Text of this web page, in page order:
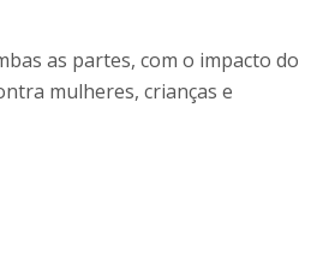
as partes, com o impacto do
mulheres, crianças e